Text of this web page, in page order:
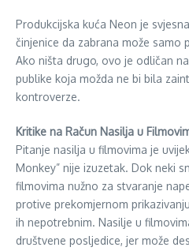
Produkcijska kuća Neon je
činjenice da zabrana može samo
Ako ništa drugo, ovo je odličan
publike koja možda ne bi bila
kontroverze.
Kritike na Račun Nasilja u
Pitanje nasilja u filmovima je
Monkey” nije izuzetak. Dok neki
filmovima nužno za stvaranje
protive prekomjernom
ih nepotrebnim. Nasilje u
društvene posljedice, jer može